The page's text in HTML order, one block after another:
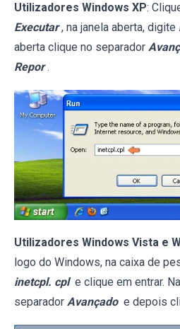
Utilizadores Windows XP:
Executar , na janela aberta, digite
aberta clique no separador
Repor .
Utilizadores Windows Vista e
logo do Windows, na caixa de
inetcpl. cpl e clique em entrar.
separador Avançado e depois